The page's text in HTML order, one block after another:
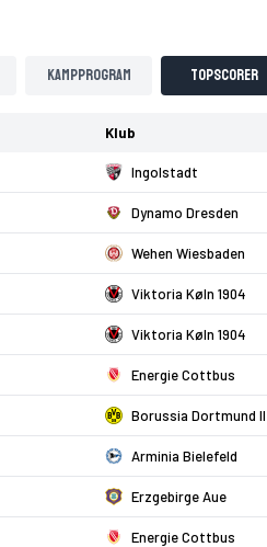
Kampprogram Topscorer
Klub
Ingolstadt
Dynamo Dresden
Wehen Wiesbaden
Viktoria Køln 1904
Viktoria Køln 1904
Energie Cottbus
Borussia Dortmund II
Arminia Bielefeld
Erzgebirge Aue
Energie Cottbus